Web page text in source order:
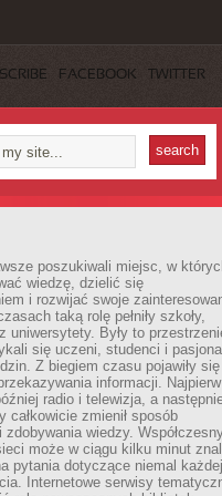
FACEBOOK TWITTER
poszukiwali miejsc, w
wiedzę, dzielić się
i rozwijać swoje
taką rolę pełniły szkoły,
uniwersytety. Były to
się uczeni, studenci i
Z biegiem czasu pojawiły się
informacji. Najpierw
radio i telewizja, a
całkowicie zmienił sposób
zdobywania wiedzy.
może w ciągu kilku minut
pytania dotyczące niemal każdej
Internetowe serwisy